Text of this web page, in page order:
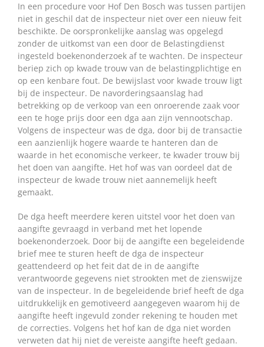
In een procedure voor Hof Den Bosch was tussen partijen
niet in geschil dat de inspecteur niet over een nieuw feit
beschikte. De oorspronkelijke aanslag was opgelegd
zonder de uitkomst van een door de Belastingdienst
ingesteld boekenonderzoek af te wachten. De inspecteur
beriep zich op kwade trouw van de belastingplichtige en
op een kenbare fout. De bewijslast voor kwade trouw ligt
bij de inspecteur. De navorderingsaanslag had
betrekking op de verkoop van een onroerende zaak voor
een te hoge prijs door een dga aan zijn vennootschap.
Volgens de inspecteur was de dga, door bij de transactie
een aanzienlijk hogere waarde te hanteren dan de
waarde in het economische verkeer, te kwader trouw bij
het doen van aangifte. Het hof was van oordeel dat de
inspecteur de kwade trouw niet aannemelijk heeft
gemaakt.
De dga heeft meerdere keren uitstel voor het doen van
aangifte gevraagd in verband met het lopende
boekenonderzoek. Door bij de aangifte een begeleidende
brief mee te sturen heeft de dga de inspecteur
geattendeerd op het feit dat de in de aangifte
verantwoorde gegevens niet strookten met de zienswijze
van de inspecteur. In de begeleidende brief heeft de dga
uitdrukkelijk en gemotiveerd aangegeven waarom hij de
aangifte heeft ingevuld zonder rekening te houden met
de correcties. Volgens het hof kan de dga niet worden
verweten dat hij niet de vereiste aangifte heeft gedaan.